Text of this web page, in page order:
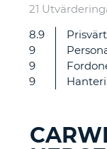
21
8.9
9
9
9
Prisvärt